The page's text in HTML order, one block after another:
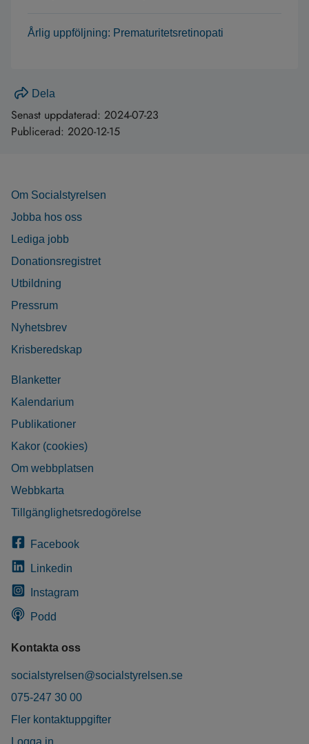
Årlig uppföljning: Prematuritetsretinopati
Dela
Senast uppdaterad: 2024-07-23
Publicerad: 2020-12-15
Om Socialstyrelsen
Jobba hos oss
Lediga jobb
Donationsregistret
Utbildning
Pressrum
Nyhetsbrev
Krisberedskap
Blanketter
Kalendarium
Publikationer
Kakor (cookies)
Om webbplatsen
Webbkarta
Tillgänglighetsredogörelse
Facebook
Linkedin
Instagram
Podd
Kontakta oss
socialstyrelsen@socialstyrelsen.se
075-247 30 00
Fler kontaktuppgifter
Logga in